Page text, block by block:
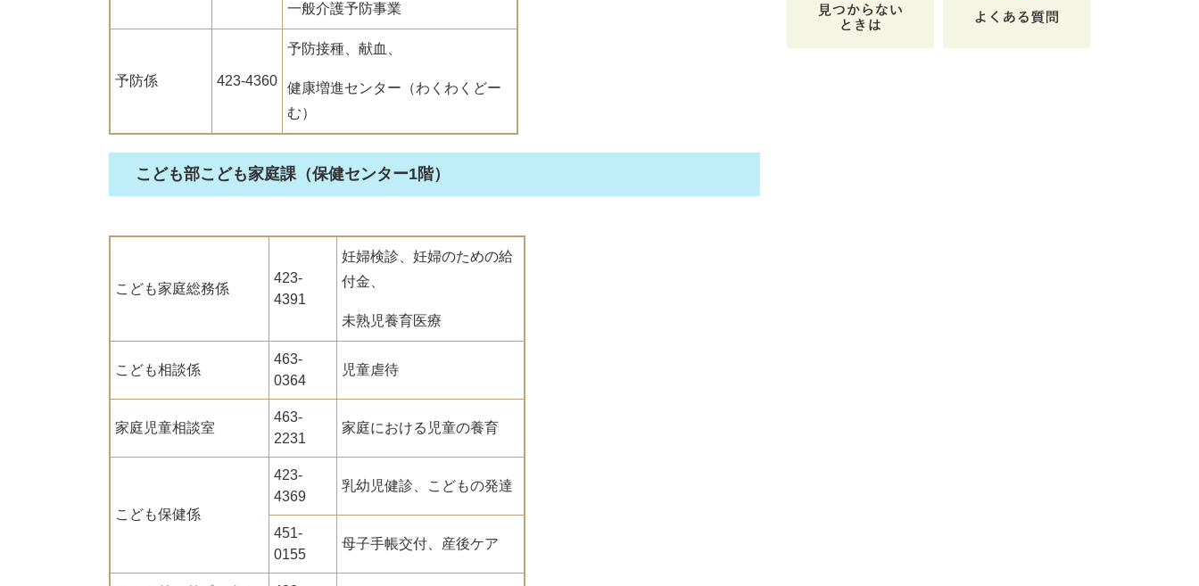
一般介護予防事業
予防係 423-4360
予防接種、献血、
健康増進センター（わくわくどー
む）
こども部こども家庭課（保健センター1階）
こども家庭総務係
423-
4391
妊婦検診、妊婦のための給
付金、
未熟児養育医療
こども相談係
463-
0364
児童虐待
家庭児童相談室
463-
2231
家庭における児童の養育
こども保健係
423-
4369
乳幼児健診、こどもの発達
451-
0155
母子手帳交付、産後ケア